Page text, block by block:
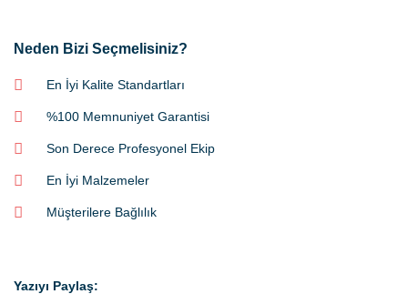
Neden Bizi Seçmelisiniz?
En İyi Kalite Standartları
%100 Memnuniyet Garantisi
Son Derece Profesyonel Ekip
En İyi Malzemeler
Müşterilere Bağlılık
Yazıyı Paylaş: